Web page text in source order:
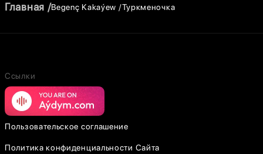
Главная Begenç Kakaýew Туркменочка
Ссылки
Пользовательское соглашение
Политика конфиденциальности Сайта